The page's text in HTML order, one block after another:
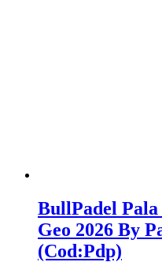
BullPadel Pala
Geo 2026 By
(Cod:Pdp)